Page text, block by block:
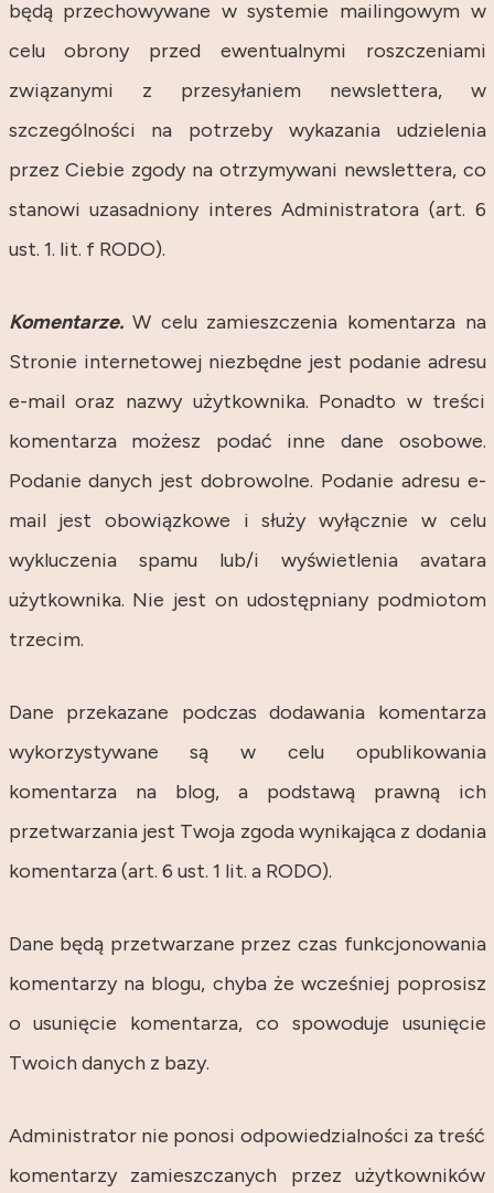
będą przechowywane w systemie mailingowym w
celu obrony przed ewentualnymi roszczeniami
związanymi z przesyłaniem newslettera, w
szczególności na potrzeby wykazania udzielenia
przez Ciebie zgody na otrzymywani newslettera, co
stanowi uzasadniony interes Administratora (art. 6
ust. 1. lit. f RODO).
Komentarze.W celu zamieszczenia komentarza na
Stronie internetowej niezbędne jest podanie adresu
e-mail oraz nazwy użytkownika. Ponadto w treści
komentarza możesz podać inne dane osobowe.
Podanie danych jest dobrowolne. Podanie adresu e-
mail jest obowiązkowe i służy wyłącznie w celu
wykluczenia spamu lub/i wyświetlenia avatara
użytkownika. Nie jest on udostępniany podmiotom
trzecim.
Dane przekazane podczas dodawania komentarza
wykorzystywane są w celu opublikowania
komentarza na blog, a podstawą prawną ich
przetwarzania jest Twoja zgoda wynikająca z dodania
komentarza (art. 6 ust. 1 lit. a RODO).
Dane będą przetwarzane przez czas funkcjonowania
komentarzy na blogu, chyba że wcześniej poprosisz
o usunięcie komentarza, co spowoduje usunięcie
Twoich danych z bazy.
Administrator nie ponosi odpowiedzialności za treść
komentarzy zamieszczanych przez użytkowników